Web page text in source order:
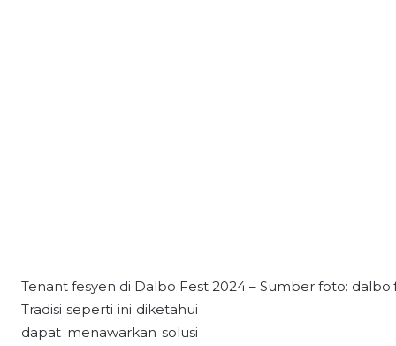
Tenant fesyen di Dalbo Fest 2024 – Sumber foto:
Tradisi seperti ini diketahui
dapat menawarkan solusi